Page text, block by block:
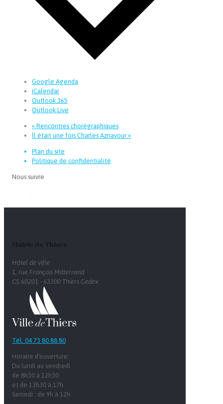
Google Agenda
iCalendar
Outlook 365
Outlook Live
« Rencontres chorégraphiques
ll était une fois Charles Aznavour»
Plan du site
Politique de confidentialité
Nous suivre
Hôtel de ville
1, rue François Mitterrand
CS 60201 - 63300 Thiers Cedex
Tél. 04 73 80 88 80
Horaire d'ouverture:
Du lundi au vendredi
de 8h30 à 12h30
et de 13h30 à 17h
Samedi : de 9h à 12h